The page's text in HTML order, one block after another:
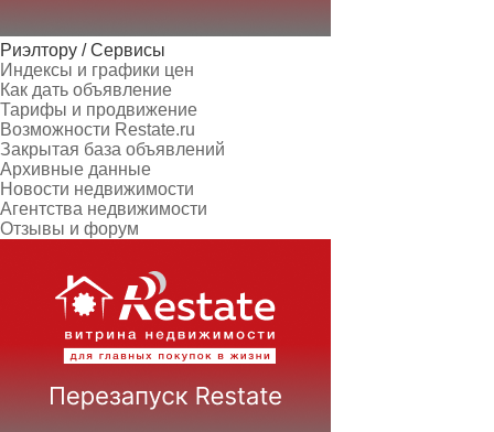
Риэлтору / Сервисы
Индексы и графики цен
Как дать объявление
Тарифы и продвижение
Возможности Restate.ru
Закрытая база объявлений
Архивные данные
Новости недвижимости
Агентства недвижимости
Отзывы и форум